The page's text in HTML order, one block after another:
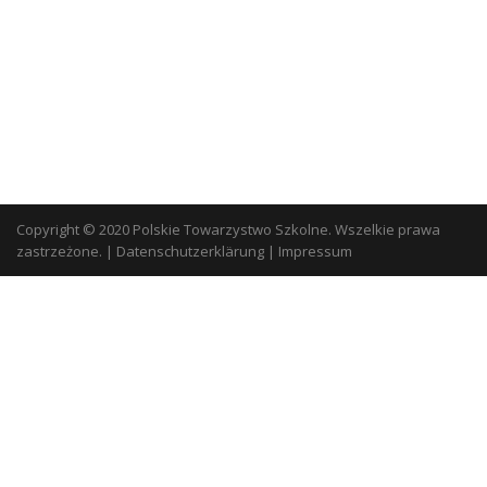
Copyright © 2020 Polskie Towarzystwo Szkolne. Wszelkie prawa
zastrzeżone. | Datenschutzerklärung | Impressum